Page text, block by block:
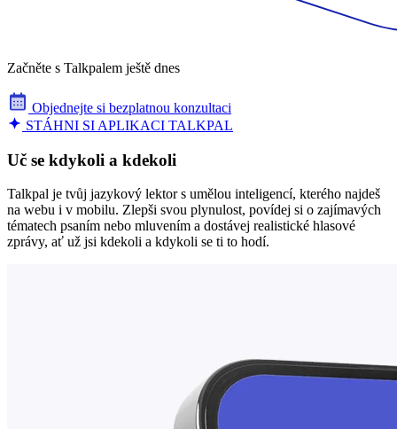
Začněte s Talkpalem ještě dnes
Objednejte si bezplatnou konzultaci
STÁHNI SI APLIKACI TALKPAL
Uč se kdykoli a kdekoli
Talkpal je tvůj jazykový lektor s umělou inteligencí, kterého najdeš
na webu i v mobilu. Zlepši svou plynulost, povídej si o zajímavých
tématech psaním nebo mluvením a dostávej realistické hlasové
zprávy, ať už jsi kdekoli a kdykoli se ti to hodí.